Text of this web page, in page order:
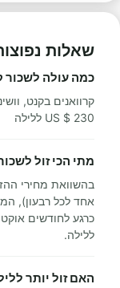
שאלות
כמה עולה לשכור
230 $ US ללילה
מתי הכי זול
בהשוואת מחירי
אחד לכל רבעון),
ללילה.
האם זול יותר